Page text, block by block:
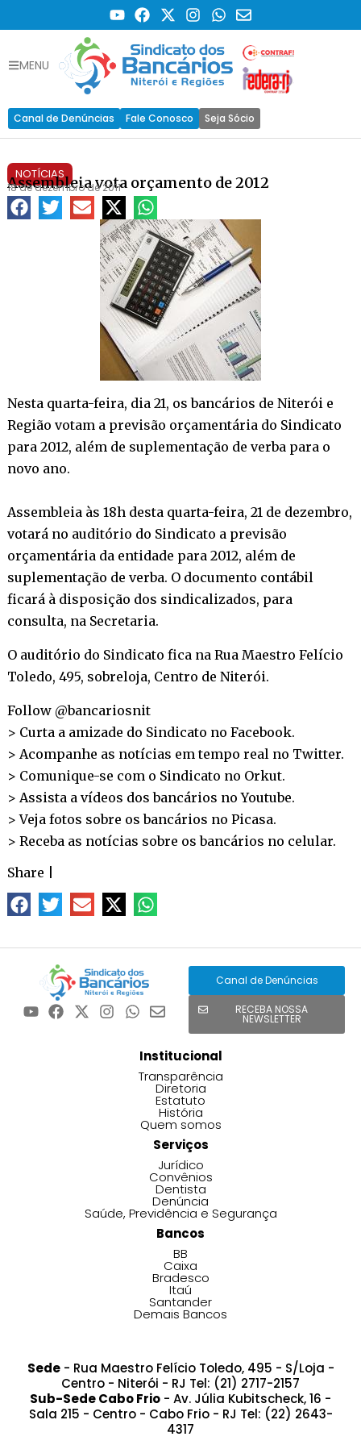
MENU
Canal de Denúncias Fale Conosco Seja Sócio
NOTÍCIAS
Assembleia vota orçamento de 2012
18 de dezembro de 2011
Nesta quarta-feira, dia 21, os bancários de Niterói e
Região votam a previsão orçamentária do Sindicato
para 2012, além de suplementação de verba para o
novo ano.
Assembleia às 18h desta quarta-feira, 21 de dezembro,
votará no auditório do Sindicato a previsão
orçamentária da entidade para 2012, além de
suplementação de verba. O documento contábil
ficará à disposição dos sindicalizados, para
consulta, na Secretaria.
O auditório do Sindicato fica na Rua Maestro Felício
Toledo, 495, sobreloja, Centro de Niterói.
Follow @bancariosnit
> Curta a amizade do Sindicato no Facebook.
> Acompanhe as notícias em tempo real no Twitter.
> Comunique-se com o Sindicato no Orkut.
> Assista a vídeos dos bancários noYoutube.
> Veja fotos sobre os bancários no Picasa.
> Receba as notícias sobre os bancários no celular.
Share
Canal de Denúncias
RECEBA NOSSA
NEWSLETTER
Institucional
Transparência
Diretoria
Estatuto
História
Quem somos
Serviços
Jurídico
Convênios
Dentista
Denúncia
Saúde, Previdência e Segurança
Bancos
BB
Caixa
Bradesco
Itaú
Santander
Demais Bancos
Sede- Rua Maestro Felício Toledo, 495 - S/Loja -
Centro - Niterói - RJ Tel: (21) 2717-2157
Sub-Sede Cabo Frio - Av. Júlia Kubitscheck, 16 -
Sala 215 - Centro - Cabo Frio - RJ Tel: (22) 2643-
4317